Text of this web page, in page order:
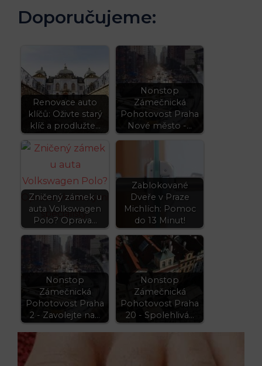
Doporučujeme:
Renovace auto
klíčů: Oživte starý
klíč a prodlužte…
Nonstop
Zámečnická
Pohotovost Praha
Nové město -…
Zničený zámek u
auta Volkswagen
Polo? Oprava…
Zablokované
Dveře v Praze
Michlích: Pomoc
do 13 Minut!
Nonstop
Zámečnická
Pohotovost Praha
2 - Zavolejte na…
Nonstop
Zámečnická
Pohotovost Praha
20 - Spolehlivá…